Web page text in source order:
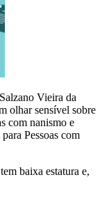
Vieira da
olhar sensível sobre
com nanismo e
Pessoas com
baixa estatura e,